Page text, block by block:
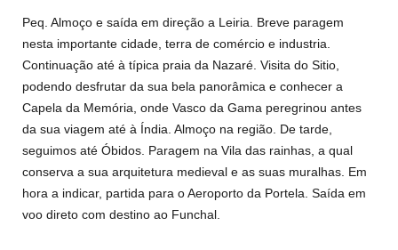
Peq. Almoço e saída em direção a Leiria. Breve paragem
nesta importante cidade, terra de comércio e industria.
Continuação até à típica praia da Nazaré. Visita do Sitio,
podendo desfrutar da sua bela panorâmica e conhecer a
Capela da Memória, onde Vasco da Gama peregrinou antes
da sua viagem até à Índia. Almoço na região. De tarde,
seguimos até Óbidos. Paragem na Vila das rainhas, a qual
conserva a sua arquitetura medieval e as suas muralhas. Em
hora a indicar, partida para o Aeroporto da Portela. Saída em
voo direto com destino ao Funchal.